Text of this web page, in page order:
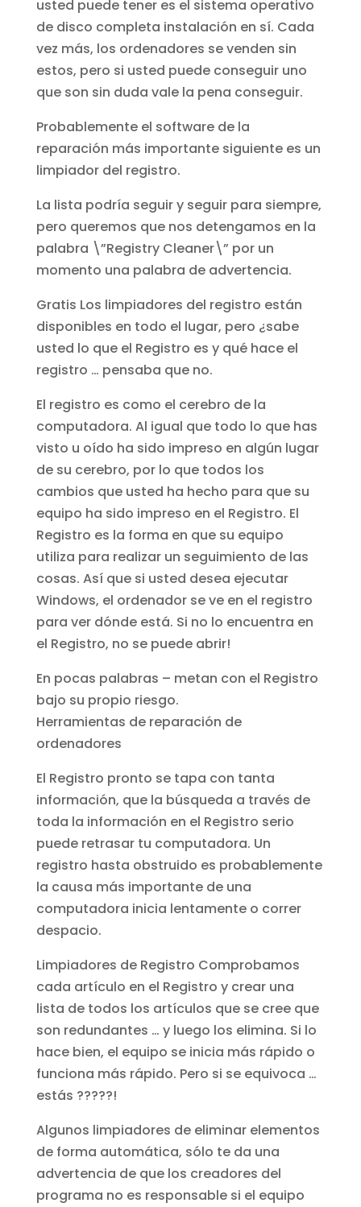
usted puede tener es el sistema operativo
de disco completa instalación en sí. Cada
vez más, los ordenadores se venden sin
estos, pero si usted puede conseguir uno
que son sin duda vale la pena conseguir.
Probablemente el software de la
reparación más importante siguiente es un
limpiador del registro.
La lista podría seguir y seguir para siempre,
pero queremos que nos detengamos en la
palabra \”Registry Cleaner\” por un
momento una palabra de advertencia.
Gratis Los limpiadores del registro están
disponibles en todo el lugar, pero ¿sabe
usted lo que el Registro es y qué hace el
registro … pensaba que no.
El registro es como el cerebro de la
computadora. Al igual que todo lo que has
visto u oído ha sido impreso en algún lugar
de su cerebro, por lo que todos los
cambios que usted ha hecho para que su
equipo ha sido impreso en el Registro. El
Registro es la forma en que su equipo
utiliza para realizar un seguimiento de las
cosas. Así que si usted desea ejecutar
Windows, el ordenador se ve en el registro
para ver dónde está. Si no lo encuentra en
el Registro, no se puede abrir!
En pocas palabras – metan con el Registro
bajo su propio riesgo.
Herramientas de reparación de
ordenadores
El Registro pronto se tapa con tanta
información, que la búsqueda a través de
toda la información en el Registro serio
puede retrasar tu computadora. Un
registro hasta obstruido es probablemente
la causa más importante de una
computadora inicia lentamente o correr
despacio.
Limpiadores de Registro Comprobamos
cada artículo en el Registro y crear una
lista de todos los artículos que se cree que
son redundantes … y luego los elimina. Si lo
hace bien, el equipo se inicia más rápido o
funciona más rápido. Pero si se equivoca …
estás ?????!
Algunos limpiadores de eliminar elementos
de forma automática, sólo te da una
advertencia de que los creadores del
programa no es responsable si el equipo